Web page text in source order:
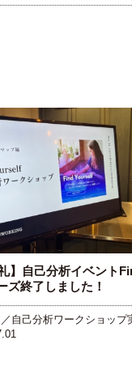
】自己分析イベント
ズ終了しました！
自己分析ワークショップ